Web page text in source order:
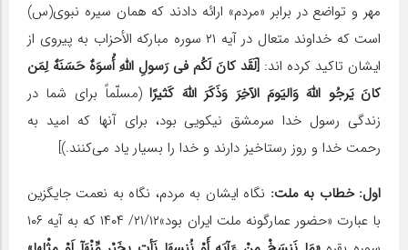
مهر و تواضع در برابر «مردم» ارائه دادند که همان سیره نبوی(س)
است که خداوند متعال در آیه ۲۱ سوره مبارکه الأحزاب به پیروی از
ایشان تاکید کرده اند: [لَقَد کانَ لَکُم فی رَسولِ اللَّهِ أُسوَهٌ حَسَنَهٌ لِمَن
کانَ یَرجُو اللَّهَ وَالیَومَ الآخِرَ وَذَکَرَ اللَّهَ کَثیرًا (مسلّماً برای شما در
زندگی رسول خدا سرمشق نیکویی بود، برای آنها که امید به
رحمت خدا و روز رستاخیز دارند و خدا را بسیار یاد می‌کنند.)]
اول: خطاب به ملت: نگاه ایشان به مردم، نگاه به نعمت جایگزین
با عبارت «حضور عمارگونه ملت ایران بود»۲۱/۱۲/ ۱۴۰۴ که به آیه ۱۰۶